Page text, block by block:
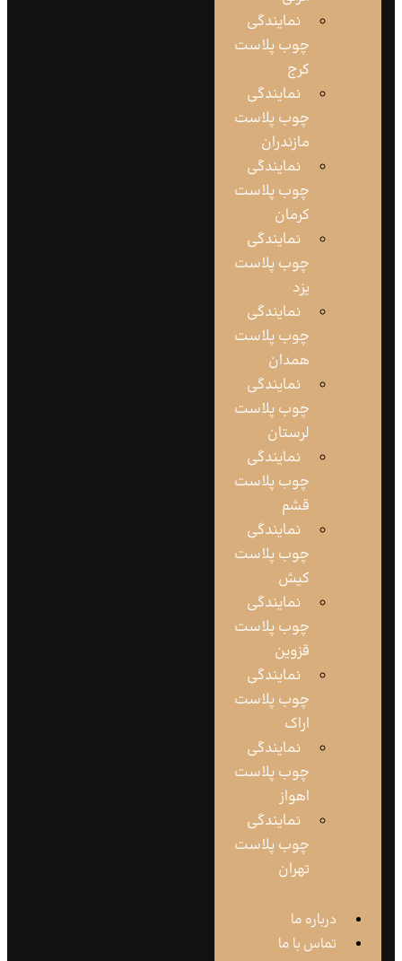
نمایندگی
چوب پلاست
نمایندگی
چوب پلاست
نمایندگی
چوب پلاست
نمایندگی
چوب پلاست
نمایندگی
چوب پلاست
نمایندگی
چوب پلاست
نمایندگی
چوب پلاست
نمایندگی
چوب پلاست
نمایندگی
چوب پلاست
نمایندگی
چوب پلاست
نمایندگی
چوب پلاست
نمایندگی
چوب پلاست
درباره ما
تماس با ما